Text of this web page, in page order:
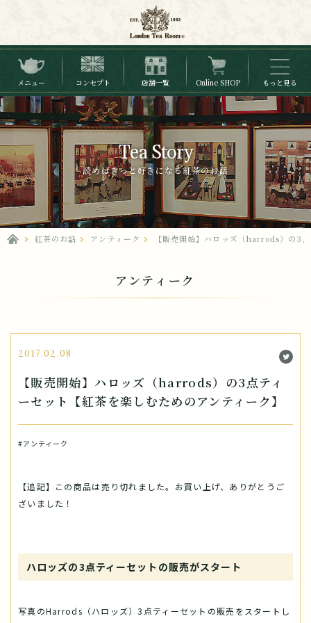
メニュー コンセプト 店舗一覧 Online SHOP もっと見る
Tea Story
読めばきっと好きになる紅茶のお話
紅茶のお話 アンティーク 【販売開始】ハロッズ（harrods）の3
アンティーク
2017.02.08
【販売開始】ハロッズ（harrods）の3点ティ
ーセット【紅茶を楽しむためのアンティーク】
#アンティーク
【追記】この商品は売り切れました。お買い上げ、ありがとうご
ざいました！
ハロッズの3点ティーセットの販売がスタート
写真のHarrods（ハロッズ）3点ティーセットの販売をスタートし